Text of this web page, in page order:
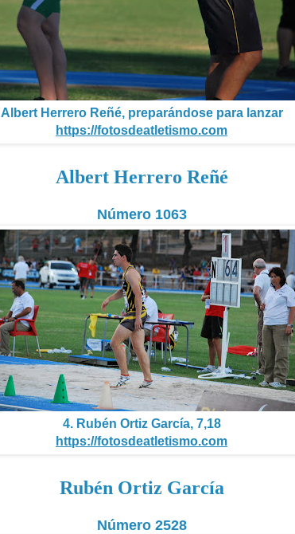
Albert Herrero Reñé, preparándose para lanzar
https://fotosdeatletismo.com
Albert Herrero Reñé
Número 1063
4. Rubén Ortiz García, 7,18
https://fotosdeatletismo.com
Rubén Ortiz García
Número 2528